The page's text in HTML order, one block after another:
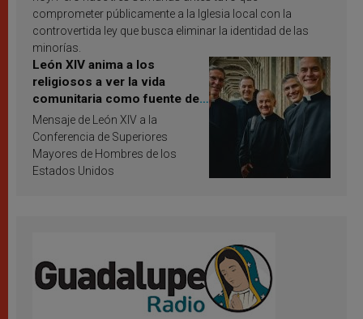
comprometer públicamente a la Iglesia local con la
controvertida ley que busca eliminar la identidad de las
minorías.
León XIV anima a los
religiosos a ver la vida
comunitaria como fuente de
inspiración y santificación
Mensaje de León XIV a la
Conferencia de Superiores
Mayores de Hombres de los
Estados Unidos